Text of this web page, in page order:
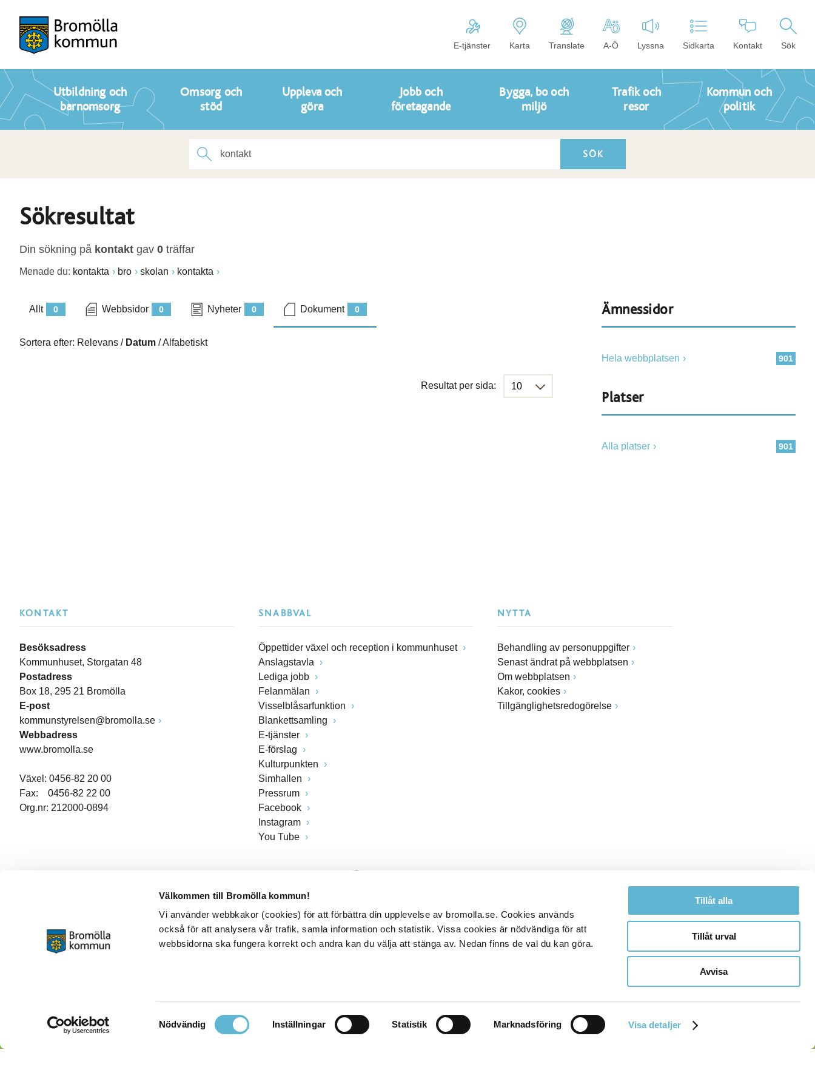
Välkommen till Bromölla kommun!
Vi använder webbkakor (cookies) för att förbättra din upplevelse av bromolla.se. Cookies används
också för att analysera vår trafik, samla information och statistik. Vissa cookies är nödvändiga för att
webbsidorna ska fungera korrekt och andra kan du välja att stänga av. Nedan finns de val du kan göra.
Samtyckesval
Nödvändig Inställningar Statistik Marknadsföring Visa detaljer
Tillåt alla
Tillåt urval
Avvisa
E-tjänster Karta Translate A-Ö Lyssna Sidkarta Kontakt Sök
Utbildning och
barnomsorg
Omsorg och
stöd
Uppleva och
göra
Jobb och
företagande
Bygga, bo och
miljö
Trafik och
resor
Kommun och
politik
Sökresultat
Din sökning på kontakt gav 0 träffar
Menade du: kontakta bro skolan kontakta
0
Allt 0
Webbsidor 0
Nyheter 0
Dokument
Sortera efter: Relevans / Datum /Alfabetiskt
Resultat per sida:
Ämnessidor
901
Hela webbplatsen
Platser
901
Alla platser
KONTAKT
Besöksadress
Kommunhuset, Storgatan 48
Postadress
Box 18, 295 21 Bromölla
E-post
kommunstyrelsen@bromolla.se
Webbadress
www.bromolla.se
Växel: 0456-82 20 00
Fax: 0456-82 22 00
Org.nr: 212000-0894
SNABBVAL
Öppettider växel och reception i kommunhuset
Anslagstavla
Lediga jobb
Felanmälan
Visselblåsarfunktion
Blankettsamling
E-tjänster
E-förslag
Kulturpunkten
Simhallen
Pressrum
Facebook
Instagram
You Tube
NYTTA
Behandling av personuppgifter
Senast ändrat på webbplatsen
Om webbplatsen
Kakor, cookies
Tillgänglighetsredogörelse